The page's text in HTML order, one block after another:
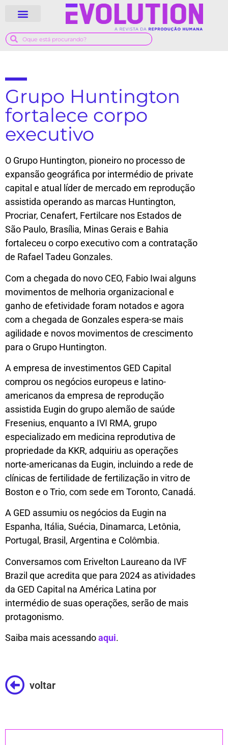
Grupo Huntington
fortalece corpo
executivo
O Grupo Huntington, pioneiro no processo de
expansão geográfica por intermédio de private
capital e atual líder de mercado em reprodução
assistida operando as marcas Huntington,
Procriar, Cenafert, Fertilcare nos Estados de
São Paulo, Brasília, Minas Gerais e Bahia
fortaleceu o corpo executivo com a contratação
de Rafael Tadeu Gonzales.
Com a chegada do novo CEO, Fabio Iwai alguns
movimentos de melhoria organizacional e
ganho de efetividade foram notados e agora
com a chegada de Gonzales espera-se mais
agilidade e novos movimentos de crescimento
para o Grupo Huntington.
A empresa de investimentos GED Capital
comprou os negócios europeus e latino-
americanos da empresa de reprodução
assistida Eugin do grupo alemão de saúde
Fresenius, enquanto a IVI RMA, grupo
especializado em medicina reprodutiva de
propriedade da KKR, adquiriu as operações
norte-americanas da Eugin, incluindo a rede de
clínicas de fertilidade de fertilização in vitro de
Boston e o Trio, com sede em Toronto, Canadá.
A GED assumiu os negócios da Eugin na
Espanha, Itália, Suécia, Dinamarca, Letônia,
Portugal, Brasil, Argentina e Colômbia.
Conversamos com Erivelton Laureano da IVF
Brazil que acredita que para 2024 as atividades
da GED Capital na América Latina por
intermédio de suas operações, serão de mais
protagonismo.
Saiba mais acessandoaqui.
voltar